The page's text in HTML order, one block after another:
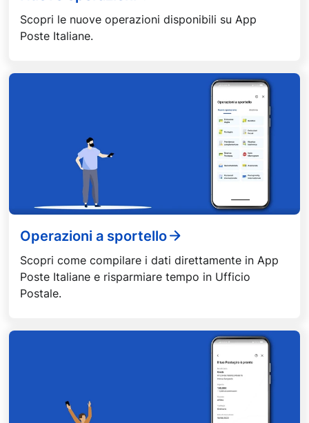
Scopri le nuove operazioni disponibili su App
Poste Italiane.
Operazioni a sportello
Scopri come compilare i dati direttamente in App
Poste Italiane e risparmiare tempo in Ufficio
Postale.